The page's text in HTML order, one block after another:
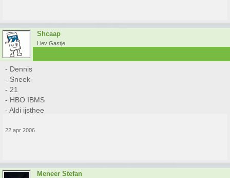
Shcaap
Liev Gastje
- Dennis
- Sneek
- 21
- HBO IBMS
- Aldi ijsthee
22 apr 2006
Meneer Stefan